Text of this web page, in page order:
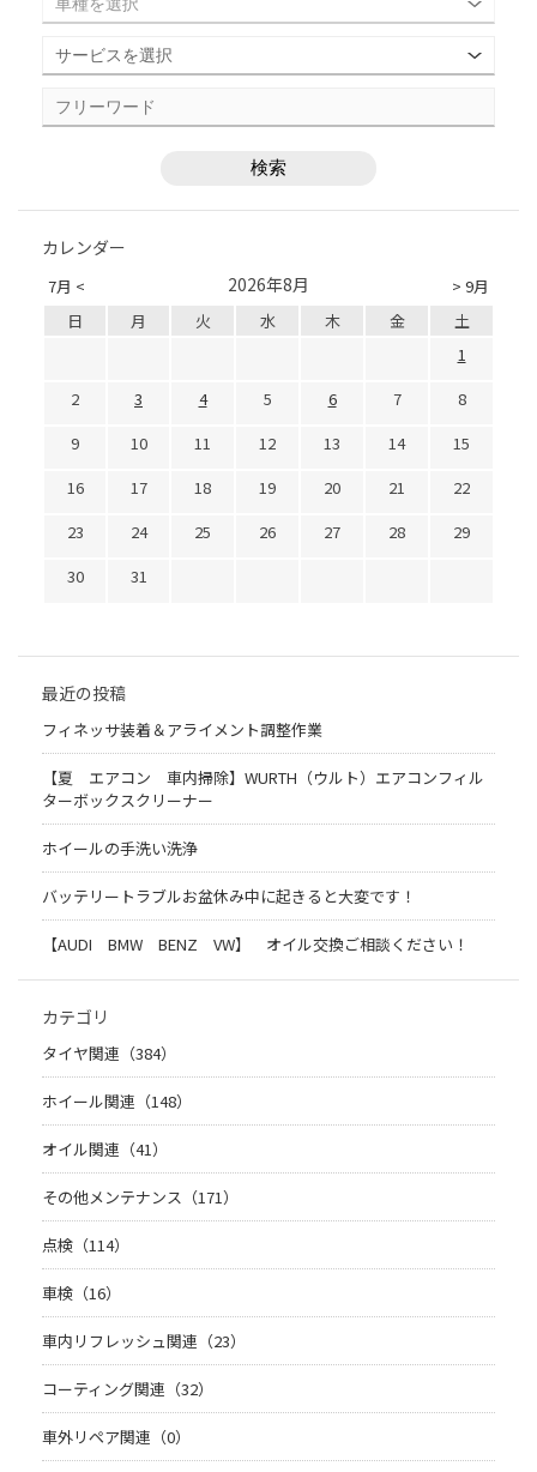
カレンダー
7月 < > 9月
2026年8月
日 月 火 水 木 金
土
1
2
3 4 5 6 7
8
9
10 11 12 13 14
15
16
17 18 19 20 21
22
23
24 25 26 27 28
29
30
31
最近の投稿
フィネッサ装着＆アライメント調整作業
【夏 エアコン 車内掃除】WURTH（ウルト）エアコンフィル
ターボックスクリーナー
ホイールの手洗い洗浄
バッテリートラブルお盆休み中に起きると大変です！
【AUDI BMW BENZ VW】 オイル交換ご相談ください！
カテゴリ
タイヤ関連（384）
ホイール関連（148）
オイル関連（41）
その他メンテナンス（171）
点検（114）
車検（16）
車内リフレッシュ関連（23）
コーティング関連（32）
車外リペア関連（0）